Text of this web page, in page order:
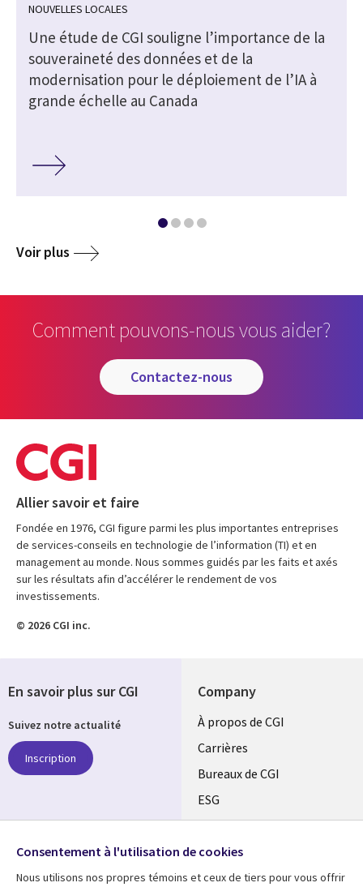
NOUVELLES LOCALES
Une étude de CGI souligne l’importance de la
souveraineté des données et de la
modernisation pour le déploiement de l’IA à
grande échelle au Canada
Voir plus
Comment pouvons-nous vous aider?
contactez-nous
Allier savoir et faire
Fondée en 1976, CGI figure parmi les plus importantes entreprises
de services-conseils en technologie de l’information (TI) et en
management au monde. Nous sommes guidés par les faits et axés
sur les résultats afin d’accélérer le rendement de vos
investissements.
© 2026 CGI inc.
Company
Useful
links
CANADA
FR
À propos de CGI
Carrières
Bureaux de CGI
ESG
Alliances
En savoir plus sur CGI
Suivez notre actualité
Inscription
Media
Consentement à l'utilisation de cookies
Nous utilisons nos propres témoins et ceux de tiers pour vous offrir